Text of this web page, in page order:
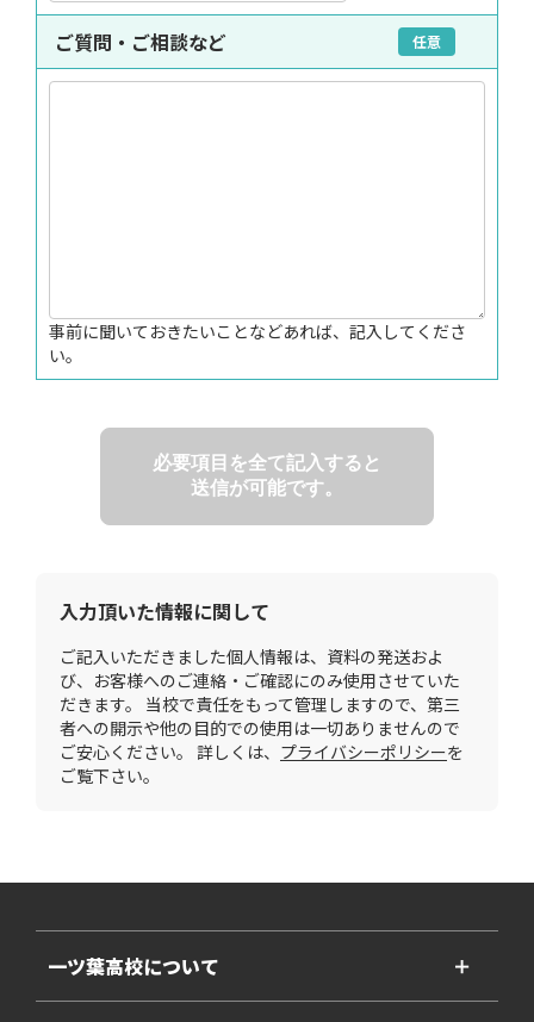
ご質問・ご相談など 任意
事前に聞いておきたいことなどあれば、記入してくださ
い。
必要項目を全て記入すると
送信が可能です。
入力頂いた情報に関して
ご記入いただきました個人情報は、資料の発送およ
び、お客様へのご連絡・ご確認にのみ使用させていた
だきます。 当校で責任をもって管理しますので、第三
者への開示や他の目的での使用は一切ありませんので
ご安心ください。 詳しくは、 プライバシーポリシーを
ご覧下さい。
一ツ葉高校について ＋